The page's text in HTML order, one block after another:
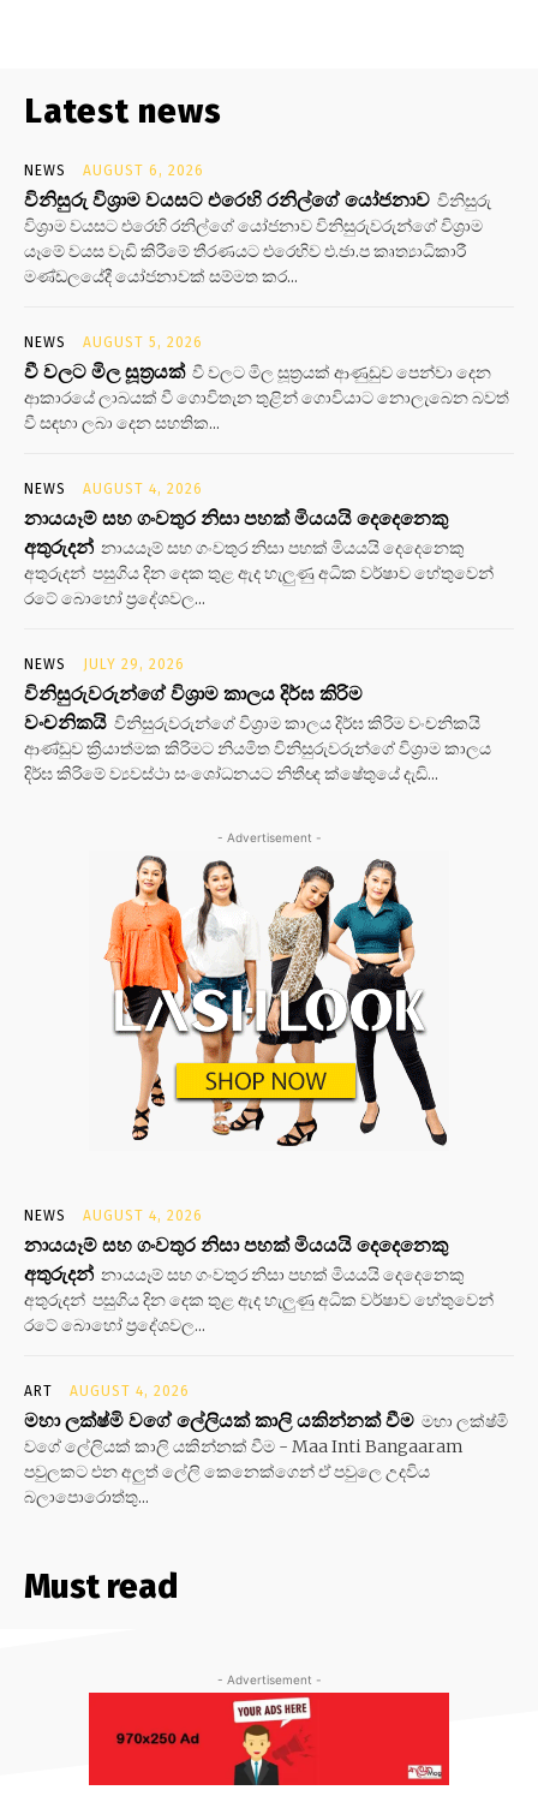
Latest news
NEWS AUGUST 6, 2026
විනිසුරු විශ්‍රාම වයසට එරෙහි රනිල්ගේ යෝජනාව විනිසුරු
විශ්‍රාම වයසට එරෙහි රනිල්ගේ යෝජනාව විනිසුරුවරුන්ගේ විශ්‍රාම
යෑමේ වයස වැඩි කිරීමේ තීරණයට එරෙහිව එ.ජා.ප කෘත්‍යාධිකාරී
මණ්ඩලයේදී යෝජනාවක් සම්මත කර...
NEWS AUGUST 5, 2026
වී වලට මිල සූත්‍රයක් වී වලට මිල සූත්‍රයක් ආණුඩුව පෙන්වා දෙන
ආකාරයේ ලාබයක් වී ගොවිතැන තුළින් ගොවියාට නොලැබෙන බවත්
වී සඳහා ලබා දෙන සහතික...
NEWS AUGUST 4, 2026
නායයෑම් සහ ගංවතුර නිසා පහක් මියයයි දෙදෙනෙකු
අතුරුදන් නායයෑම් සහ ගංවතුර නිසා පහක් මියයයි දෙදෙනෙකු
අතුරුදන් පසුගිය දින දෙක තුළ ඇද හැලුණු අධික වර්ෂාව හේතුවෙන්
රටේ බොහෝ ප්‍රදේශවල...
NEWS JULY 29, 2026
විනිසුරුවරුන්ගේ විශ්‍රාම කාලය දිර්ඝ කිරිම
වංචනිකයි විනිසුරුවරුන්ගේ විශ්‍රාම කාලය දිර්ඝ කිරිම වංචනිකයි
ආණ්ඩුව ක්‍රියාත්මක කිරිමට නියමිත විනිසුරුවරුන්ගේ විශ්‍රාම කාලය
දිර්ඝ කිරිමේ ව්‍යවස්ථා සංශෝධනයට නිතීඥ ක්ෂේතුයේ දැඩි...
- Advertisement -
NEWS AUGUST 4, 2026
නායයෑම් සහ ගංවතුර නිසා පහක් මියයයි දෙදෙනෙකු
අතුරුදන් නායයෑම් සහ ගංවතුර නිසා පහක් මියයයි දෙදෙනෙකු
අතුරුදන් පසුගිය දින දෙක තුළ ඇද හැලුණු අධික වර්ෂාව හේතුවෙන්
රටේ බොහෝ ප්‍රදේශවල...
ART AUGUST 4, 2026
මහා ලක්ෂ්මි වගේ ලේලියක් කාලි යකින්නක් වීම මහා ලක්ෂ්මි
වගේ ලේලියක් කාලි යකින්නක් වීම - Maa Inti Bangaaram
පවුලකට එන අලුත් ලේලි කෙනෙක්ගෙන් ඒ පවුලෙ උදවිය
බලාපොරොත්තු...
Must read
- Advertisement -